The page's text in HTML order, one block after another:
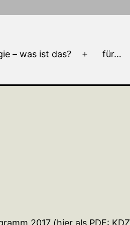
– was ist das?
Menü
für…
2017 (hier als PDF: KDZ